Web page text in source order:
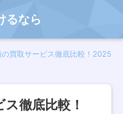
るなら
の買取サービス徹底比較！2025
徹底比較！